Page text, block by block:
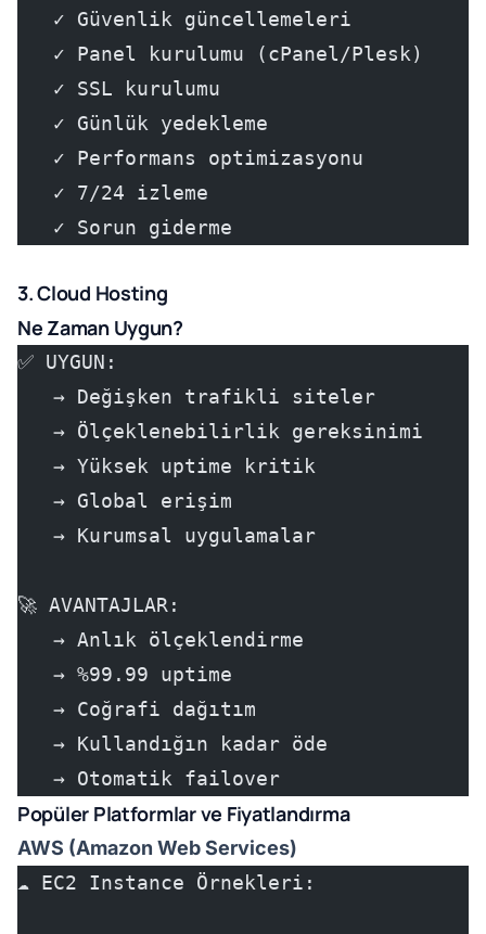
   ✓ Güvenlik güncellemeleri
   ✓ Panel kurulumu (cPanel/Plesk)
   ✓ SSL kurulumu
   ✓ Günlük yedekleme
   ✓ Performans optimizasyonu
   ✓ 7/24 izleme
   ✓ Sorun giderme
3. Cloud Hosting
Ne Zaman Uygun?
✅ UYGUN:
   → Değişken trafikli siteler
   → Ölçeklenebilirlik gereksinimi
   → Yüksek uptime kritik
   → Global erişim
   → Kurumsal uygulamalar
🚀 AVANTAJLAR:
   → Anlık ölçeklendirme
   → %99.99 uptime
   → Coğrafi dağıtım
   → Kullandığın kadar öde
   → Otomatik failover
Popüler Platformlar ve Fiyatlandırma
AWS (Amazon Web Services)
☁️ EC2 Instance Örnekleri: